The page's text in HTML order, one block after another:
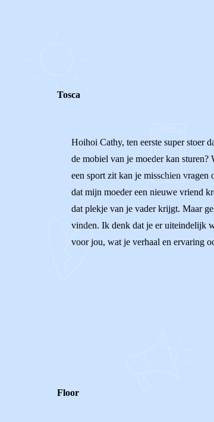
Tosca
Hoihoi Cathy, ten eerste super stoer
de mobiel van je moeder kan
een sport zit kan je misschien
dat mijn moeder een nieuwe vriend
dat plekje van je vader krijgt. Maar
vinden. Ik denk dat je er uiteindelijk
voor jou, wat je verhaal en ervaring
Floor